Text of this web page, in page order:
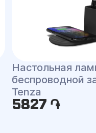
Настольная
беспроводной
Tenza
5827 ֏